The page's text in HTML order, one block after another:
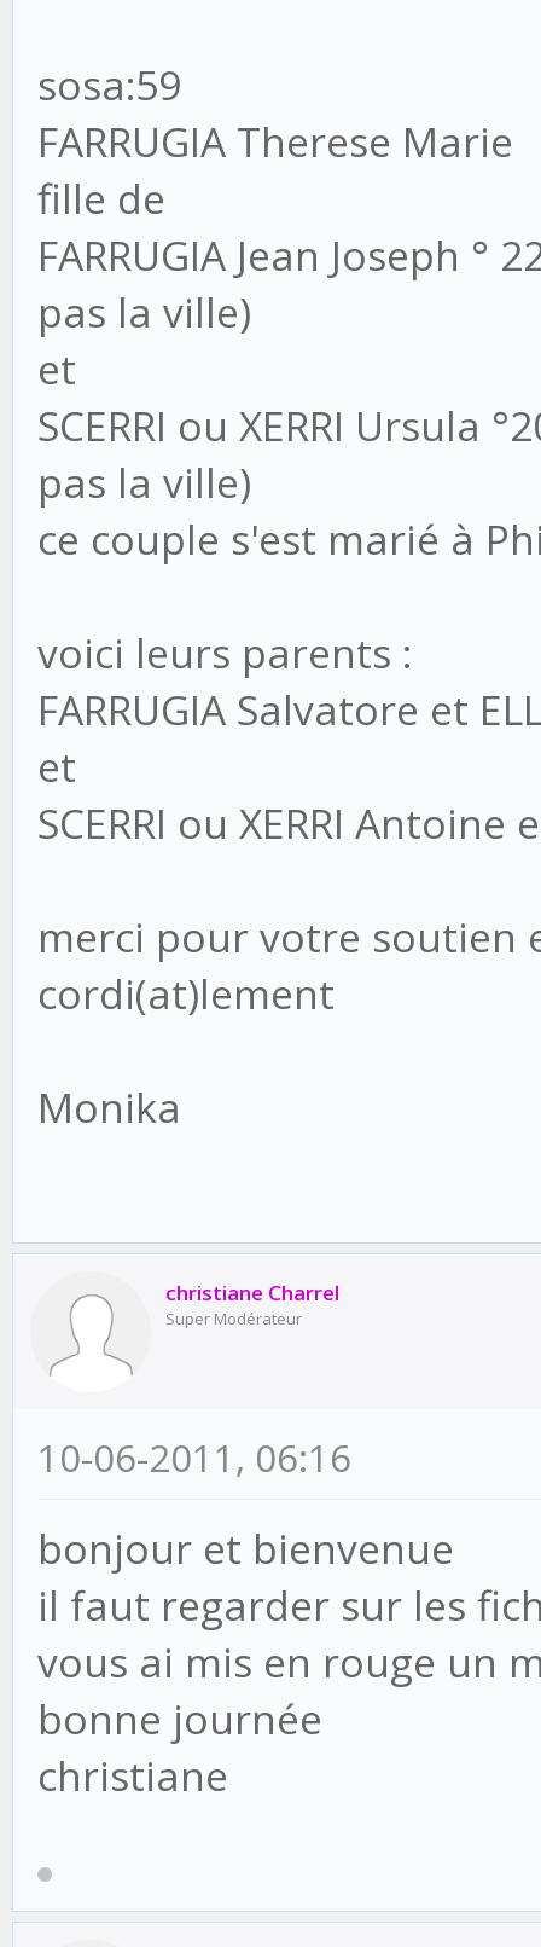
sosa:59
FARRUGIA Therese Marie
fille de
FARRUGIA Jean Joseph °
pas la ville)
et
SCERRI ou XERRI Ursula
pas la ville)
ce couple s'est marié à
voici leurs parents :
FARRUGIA Salvatore et
et
SCERRI ou XERRI Antoine
merci pour votre soutien
cordi(at)lement
Monika
christiane Charrel
Super Modérateur
10-06-2011, 06:16
bonjour et bienvenue
il faut regarder sur les
vous ai mis en rouge un
bonne journée
christiane